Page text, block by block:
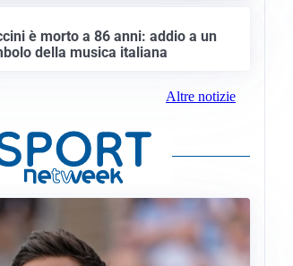
è morto a 86 anni: addio a un
della musica italiana
Altre notizie